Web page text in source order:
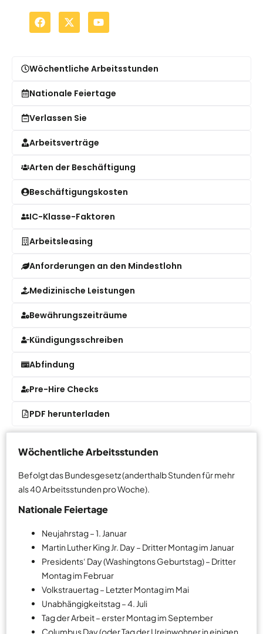
Wöchentliche Arbeitsstunden
Nationale Feiertage
Verlassen Sie
Arbeitsverträge
Arten der Beschäftigung
Beschäftigungskosten
IC-Klasse-Faktoren
Arbeitsleasing
Anforderungen an den Mindestlohn
Medizinische Leistungen
Bewährungszeiträume
Kündigungsschreiben
Abfindung
Pre-Hire Checks
PDF herunterladen
Wöchentliche Arbeitsstunden
Befolgt das Bundesgesetz (anderthalb Stunden für mehr
als 40 Arbeitsstunden pro Woche).
Nationale Feiertage
Neujahrstag – 1. Januar
Martin Luther King Jr. Day – Dritter Montag im Januar
Presidents‘ Day (Washingtons Geburtstag) – Dritter
Montag im Februar
Volkstrauertag – Letzter Montag im Mai
Unabhängigkeitstag – 4. Juli
Tag der Arbeit – erster Montag im September
Columbus Day (oder Tag der Ureinwohner in einigen